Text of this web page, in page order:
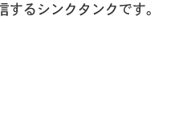
するシンクタンクです。